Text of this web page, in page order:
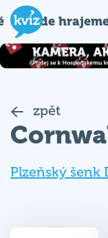
Kde
zpět
Plzeňský šenk